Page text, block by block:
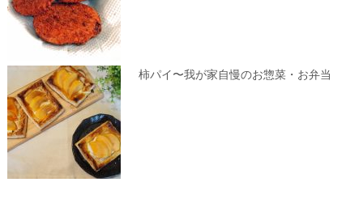
柿パイ〜我が家自慢のお惣菜・お弁当